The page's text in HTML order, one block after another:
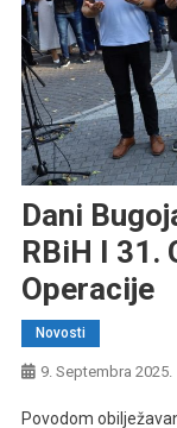
Dani
RBiH I 31.
Operacije
Novosti
9. Septembra 2025.
Povodom